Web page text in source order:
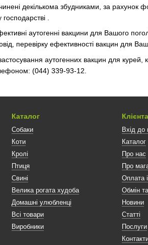
декількома збудниками, за рахунок
.
аутогенні вакцини для Вашого
перевірку ефективності вакцин для
аутогенних вакцин для курей,
(044) 339-93-12.
Каталог
Собаки
Коти
Кролі
Птиця
Свині
Велика рогата худоба
Домашні улюбленці
Всі товари
Виробники
Вхід до
Каталог
Про нас
Про
Оплата
Обмін
Новини
Статті
Послуги